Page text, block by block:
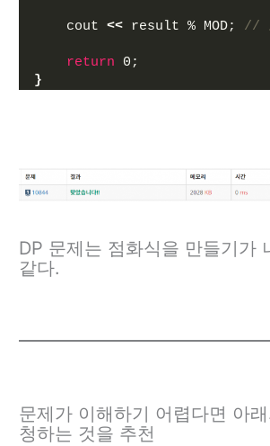
    cout
<< result % MOD; //
return 0;
}
DP 문제는 점화식을 만들기가
같다.
문제가 이해하기 어렵다면 아
청하는 것을 추천